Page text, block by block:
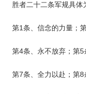
胜者二十二条军规具体
第1条、信念的力量；
第4条、永不放弃；第5
第7条、全力以赴；第8